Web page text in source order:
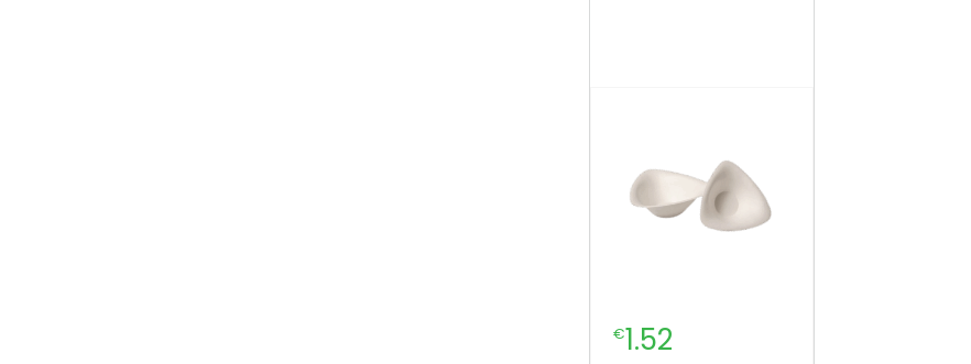
€1.52